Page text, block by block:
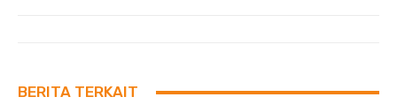
BERITA TERKAIT